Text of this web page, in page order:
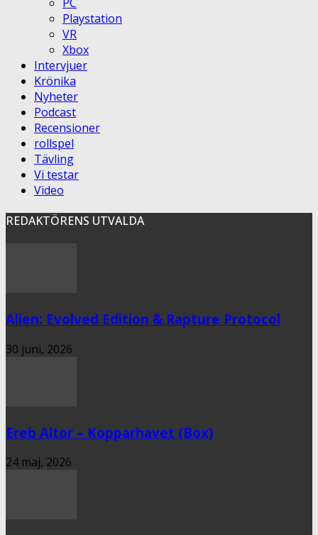
Playstation
VR
Xbox
Intervjuer
Krönika
Nyheter
Podcast
Recensioner
rollspel
Tävling
Vi testar
Video
REDAKTÖRENS UTVALDA
Alien: Evolved Edition & Rapture Protocol
30 juni, 2026
Ereb Altor – Kopparhavet (Box)
24 maj, 2026